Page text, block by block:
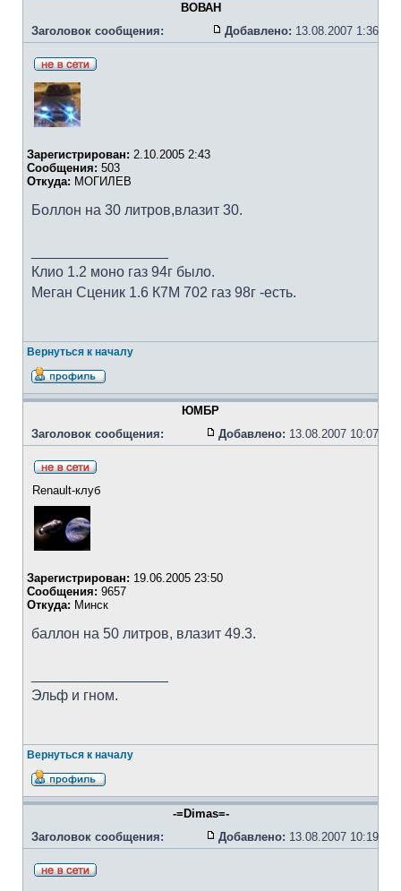
ВОВАН
Заголовок сообщения:
Добавлено: 13.08.2007 1:36
Зарегистрирован: 2.10.2005 2:43
Сообщения: 503
Откуда: МОГИЛЕВ
Боллон на 30 литров,влазит 30.
Клио 1.2 моно газ 94г было.
Меган Сценик 1.6 К7М 702 газ 98г -есть.
Вернуться к началу
ЮМБР
Заголовок сообщения:
Добавлено: 13.08.2007 10:07
Renault-клуб
Зарегистрирован: 19.06.2005 23:50
Сообщения: 9657
Откуда: Минск
баллон на 50 литров, влазит 49.3.
Эльф и гном.
Вернуться к началу
-=Dimas=-
Заголовок сообщения:
Добавлено: 13.08.2007 10:19